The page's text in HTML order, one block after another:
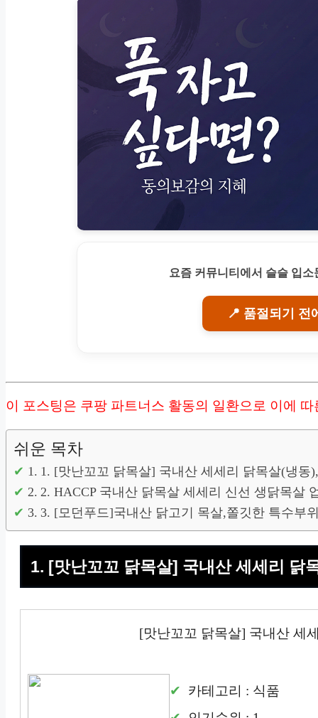
요즘 커뮤니티에서 슬슬 입소
📍 품절되기 전
이 포스팅은 쿠팡 파트너스 활동의 일환으로 이에
쉬운 목차
1. [맛난꼬꼬 닭목살] 국내산 세세리 닭목살(냉동
2. HACCP 국내산 닭목살 세세리 신선 생닭목살
3. [모던푸드]국내산 닭고기 목살,쫄깃한 특수부
1. [맛난꼬꼬 닭목살] 국내산 세세리 닭
[맛난꼬꼬 닭목살] 국내산 세
카테고리 : 식품